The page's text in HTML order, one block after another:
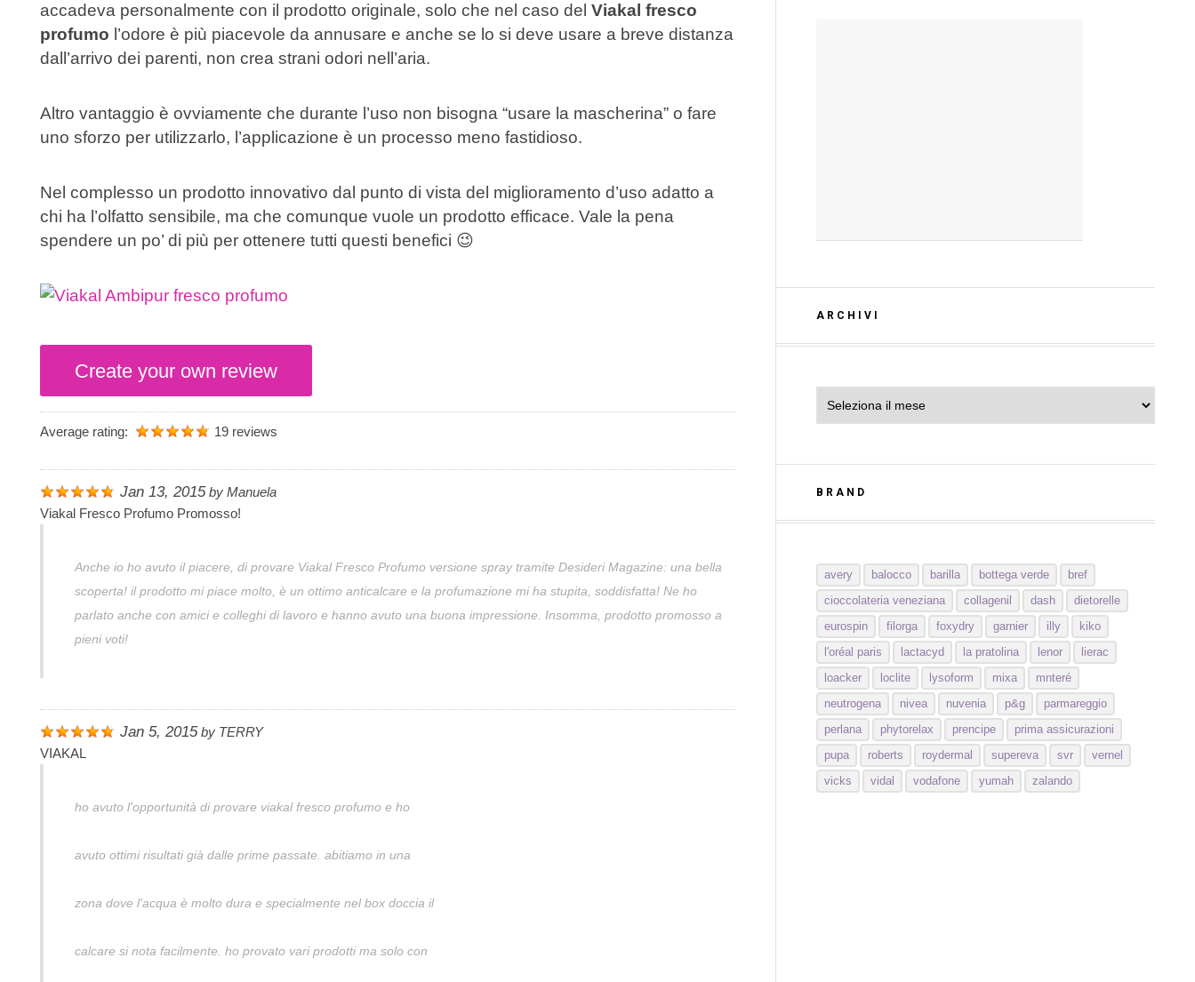
accadeva personalmente con il prodotto originale, solo che nel caso del Viakal fresco
profumo l’odore è più piacevole da annusare e anche se lo si deve usare a breve distanza
dall’arrivo dei parenti, non crea strani odori nell’aria.
Altro vantaggio è ovviamente che durante l’uso non bisogna “usare la mascherina” o fare
uno sforzo per utilizzarlo, l’applicazione è un processo meno fastidioso.
Nel complesso un prodotto innovativo dal punto di vista del miglioramento d’uso adatto a
chi ha l’olfatto sensibile, ma che comunque vuole un prodotto efficace. Vale la pena
spendere un po’ di più per ottenere tutti questi benefici 😉
Create your own review
Average rating: 19 reviews
Jan 13, 2015 by Manuela
Viakal Fresco Profumo Promosso!
Anche io ho avuto il piacere, di provare Viakal Fresco Profumo versione spray tramite Desideri Magazine: una bella
scoperta! il prodotto mi piace molto, è un ottimo anticalcare e la profumazione mi ha stupita, soddisfatta! Ne ho
parlato anche con amici e colleghi di lavoro e hanno avuto una buona impressione. Insomma, prodotto promosso a
pieni voti!
Jan 5, 2015 by TERRY
VIAKAL
ho avuto l'opportunità di provare viakal fresco profumo e ho
avuto ottimi risultati già dalle prime passate. abitiamo in una
zona dove l'acqua è molto dura e specialmente nel box doccia il
calcare si nota facilmente. ho provato vari prodotti ma solo con
ARCHIVI
BRAND
avery balocco barilla bottega verde
bref
cioccolateria veneziana
collagenil dash
dietorelle
eurospin
filorga foxydry garnier illy
kiko
l'oréal paris
lactacyd la pratolina lenor
lierac
loacker
loclite lysoform mixa
mnteré
neutrogena
nivea nuvenia p&g
parmareggio
perlana
phytorelax prencipe
prima assicurazioni
pupa
roberts roydermal supereva svr
vernel
vicks
vidal vodafone yumah zalando